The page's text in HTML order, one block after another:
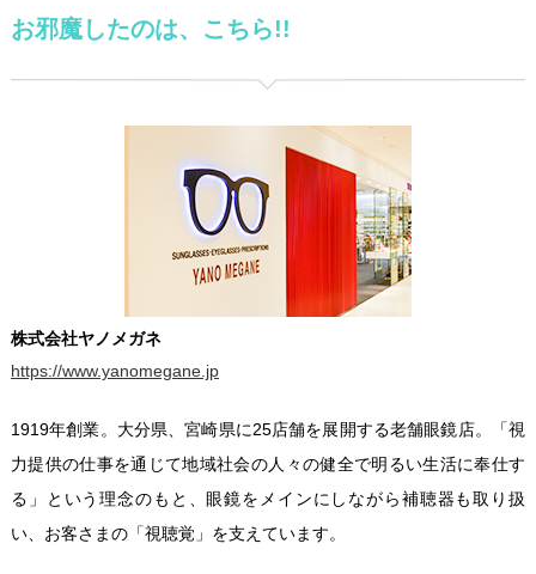
お邪魔したのは、こちら!!
株式会社ヤノメガネ
https://www.yanomegane.jp
1919年創業。大分県、宮崎県に25店舗を展開する老舗眼鏡店。「視
力提供の仕事を通じて地域社会の人々の健全で明るい生活に奉仕す
る」という理念のもと、眼鏡をメインにしながら補聴器も取り扱
い、お客さまの「視聴覚」を支えています。